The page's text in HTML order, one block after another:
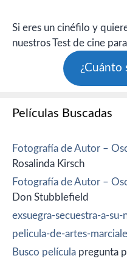
Si eres un cinéfilo y
nuestros Test de cine
¿Cuánto
Películas Buscadas
Fotografía de Autor –
Rosalinda Kirsch
Fotografía de Autor –
Don Stubblefield
exsuegra-secuestra-a-su-
pelicula-de-artes-
Busco película pregunta